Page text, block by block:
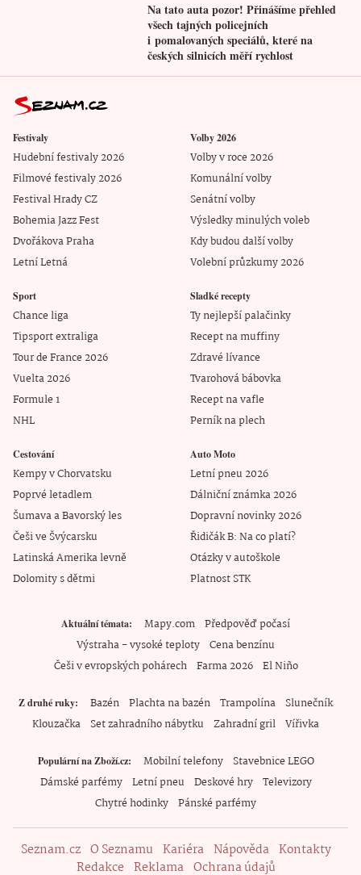
Na tato auta pozor! Přinášíme přehled
všech tajných policejních
i pomalovaných speciálů, které na
českých silnicích měří rychlost
Festivaly
Hudební festivaly 2026
Filmové festivaly 2026
Festival Hrady CZ
Bohemia Jazz Fest
Dvořákova Praha
Letní Letná
Volby 2026
Volby v roce 2026
Komunální volby
Senátní volby
Výsledky minulých voleb
Kdy budou další volby
Volební průzkumy 2026
Sport
Chance liga
Tipsport extraliga
Tour de France 2026
Vuelta 2026
Formule 1
NHL
Sladké recepty
Ty nejlepší palačinky
Recept na muffiny
Zdravé lívance
Tvarohová bábovka
Recept na vafle
Perník na plech
Cestování
Kempy v Chorvatsku
Poprvé letadlem
Šumava a Bavorský les
Češi ve Švýcarsku
Latinská Amerika levně
Dolomity s dětmi
Auto Moto
Letní pneu 2026
Dálniční známka 2026
Dopravní novinky 2026
Řidičák B: Na co platí?
Otázky v autoškole
Platnost STK
Aktuální témata Mapy.com Předpověď počasí
Výstraha - vysoké teploty Cena benzínu
Češi v evropských pohárech Farma 2026 El Niño
Z druhé ruky Bazén Plachta na bazén Trampolína
Slunečník
Klouzačka
Set zahradního nábytku Zahradní gril Vířivka
Populární na Zboží.cz Mobilní telefony
Stavebnice LEGO
Dámské parfémy Letní pneu Deskové hry Televizory
Chytré hodinky Pánské parfémy
Seznam.cz O Seznamu Kariéra Nápověda Kontakty
Redakce Reklama Ochrana údajů